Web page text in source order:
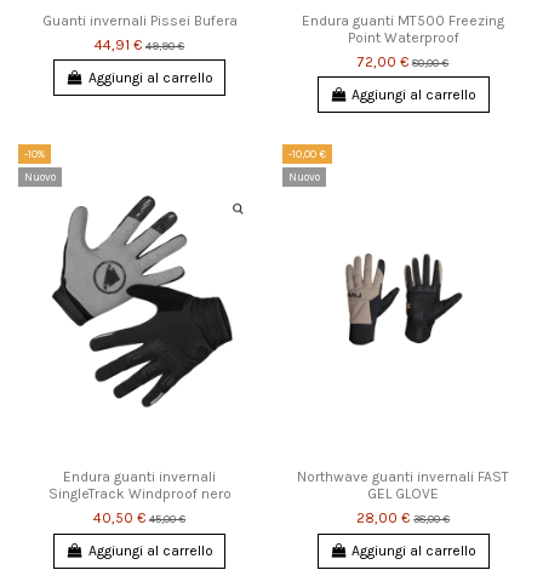
Guanti invernali Pissei Bufera
44,91 € 49,90 €
Aggiungi al carrello
Endura guanti MT500 Freezing
Point Waterproof
72,00 € 80,00 €
Aggiungi al carrello
-10%
Nuovo
Endura guanti invernali
SingleTrack Windproof nero
40,50 € 45,00 €
Aggiungi al carrello
-10,00 €
Nuovo
Northwave guanti invernali FAST
GEL GLOVE
28,00 € 38,00 €
Aggiungi al carrello